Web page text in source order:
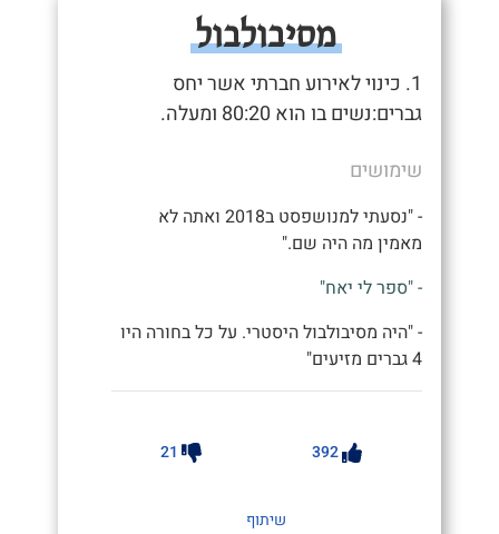
מסיבולבול
1. כינוי לאירוע חברתי אשר יחס
גברים:נשים בו הוא 80:20 ומעלה.
שימושים
- "נסעתי למנושפסט ב2018 ואתה לא
מאמין מה היה שם."
- "ספר לי יאח"
- "היה מסיבולבול היסטרי. על כל בחורה היו
4 גברים מזיעים"
392
21
שיתוף